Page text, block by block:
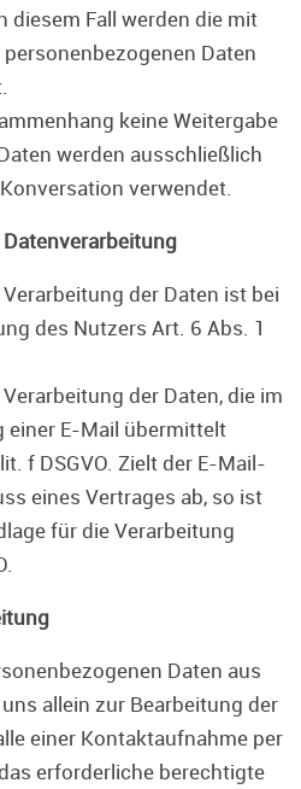
diesem Fall werden die mit
Daten
keine Weitergabe
werden ausschließlich
verwendet.
der Daten ist bei
des Nutzers Art. 6 Abs. 1
der Daten, die im
einer E-Mail übermittelt
f DSGVO. Zielt der E-Mail-
eines Vertrages ab, so ist
für die Verarbeitung
Daten aus
allein zur Bearbeitung der
einer Kontaktaufnahme per
erforderliche berechtigte